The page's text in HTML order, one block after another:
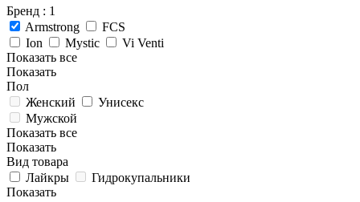
Бренд : 1
Armstrong
FCS
Ion
Mystic
Vi Venti
Показать все
Показать
Пол
Женский
Унисекс
Мужской
Показать все
Показать
Вид товара
Лайкры
Гидрокупальники
Показать